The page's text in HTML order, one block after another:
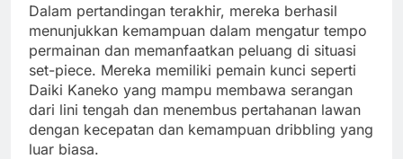
Dalam pertandingan terakhir, mereka berhasil
menunjukkan kemampuan dalam mengatur tempo
permainan dan memanfaatkan peluang di situasi
set-piece. Mereka memiliki pemain kunci seperti
Daiki Kaneko yang mampu membawa serangan
dari lini tengah dan menembus pertahanan lawan
dengan kecepatan dan kemampuan dribbling yang
luar biasa.